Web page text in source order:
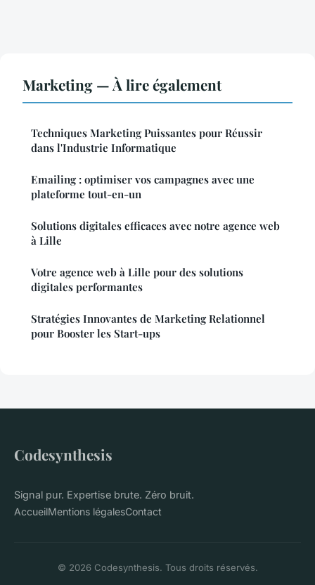
Marketing — À lire également
Techniques Marketing Puissantes pour Réussir
dans l'Industrie Informatique
Emailing : optimiser vos campagnes avec une
plateforme tout-en-un
Solutions digitales efficaces avec notre agence web
à Lille
Votre agence web à Lille pour des solutions
digitales performantes
Stratégies Innovantes de Marketing Relationnel
pour Booster les Start-ups
Codesynthesis
Signal pur. Expertise brute. Zéro bruit.
AccueilMentions légalesContact
© 2026 Codesynthesis. Tous droits réservés.